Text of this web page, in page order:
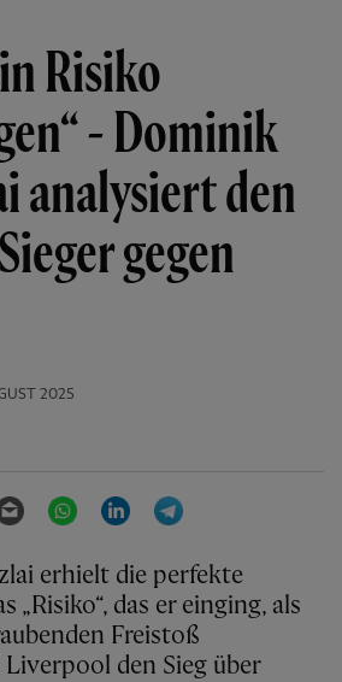
Risiko
- Dominik
analysiert den
gegen
2025
Email WhatsAppLinkedIn
„Risiko“, das er einging, als
Freistoß
den Sieg über